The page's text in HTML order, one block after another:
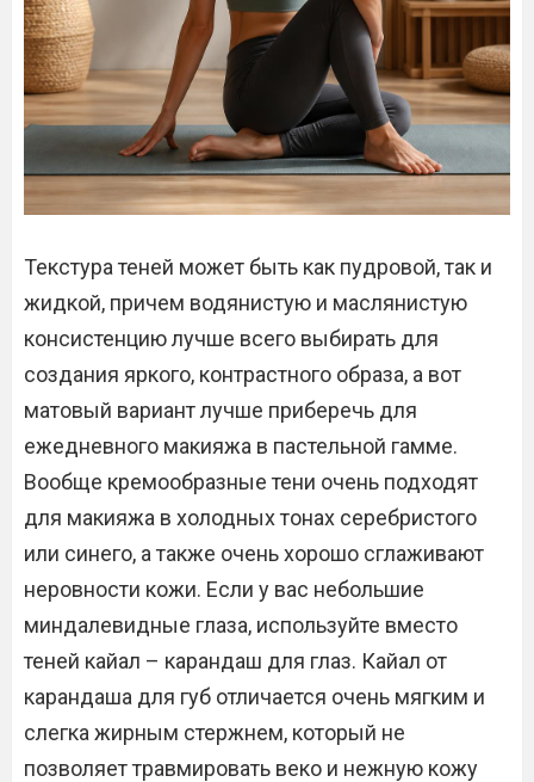
Текстура теней может быть как пудровой, так и
жидкой, причем водянистую и маслянистую
консистенцию лучше всего выбирать для
создания яркого, контрастного образа, а вот
матовый вариант лучше приберечь для
ежедневного макияжа в пастельной гамме.
Вообще кремообразные тени очень подходят
для макияжа в холодных тонах серебристого
или синего, а также очень хорошо сглаживают
неровности кожи. Если у вас небольшие
миндалевидные глаза, используйте вместо
теней кайал – карандаш для глаз. Кайал от
карандаша для губ отличается очень мягким и
слегка жирным стержнем, который не
позволяет травмировать веко и нежную кожу